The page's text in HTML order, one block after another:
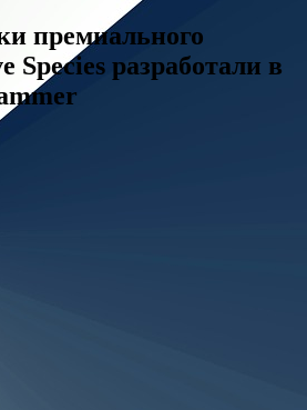
премиального
Species разработали в